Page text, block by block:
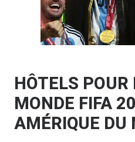
HÔTELS POUR
MONDE FIFA
AMÉRIQUE DU